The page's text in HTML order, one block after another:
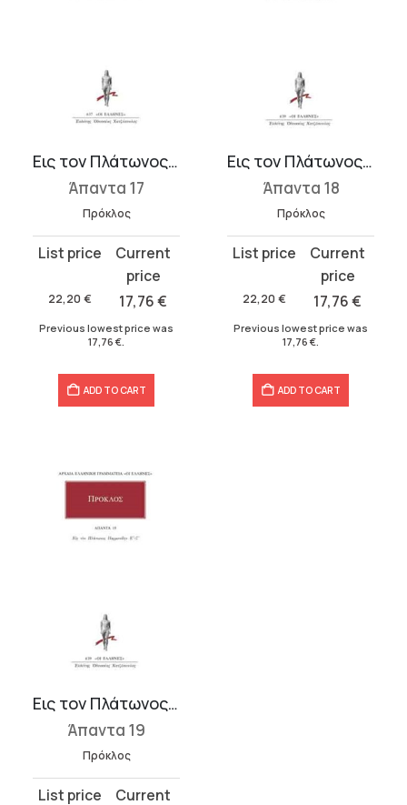
Εις τον Πλάτωνος Παρμενίδην Α΄-Β΄
Άπαντα 17
Πρόκλος
22,20 €
Original
was:
22,20 €.
17,76€
Current
17,76 €.
Previous lowest price was
17,76 €.
ADD TO CART
Εις τον Πλάτωνος Παρμενίδην Γ΄-Δ΄
Άπαντα 18
Πρόκλος
22,20 €
Original
was:
22,20 €.
17,76€
Current
17,76 €.
Previous lowest price was
17,76 €.
ADD TO CART
Εις τον Πλάτωνος Παρμενίδην Ε΄-ΣΤ΄
Άπαντα 19
Πρόκλος
Original
Current